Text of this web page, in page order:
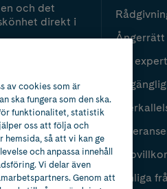
och det
direkt i
Ångerrätt
Vår
Köpvillkor
Vanliga
av cookies som är
ska fungera som den ska.
funktionalitet, statistik
oss att följa och
hemsida, så att vi kan ge
och anpassa innehåll
Vi delar även
Genom att